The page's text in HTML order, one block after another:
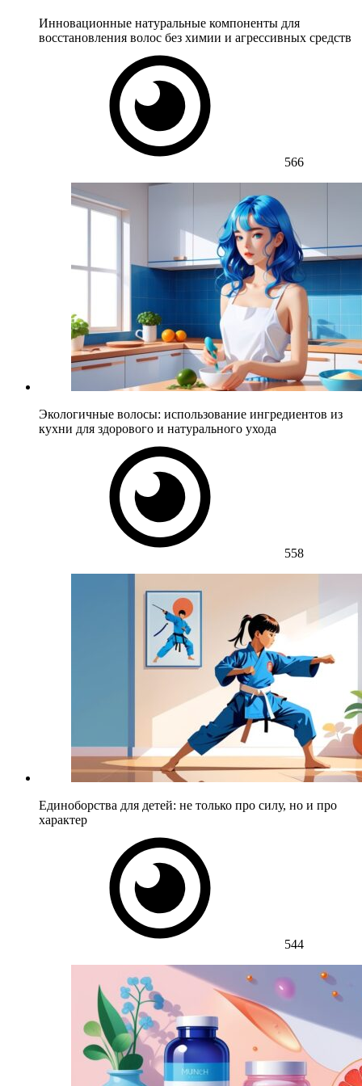
Инновационные натуральные компоненты для
восстановления волос без химии и агрессивных средств
566
Экологичные волосы: использование ингредиентов из
кухни для здорового и натурального ухода
558
Единоборства для детей: не только про силу, но и про
характер
544